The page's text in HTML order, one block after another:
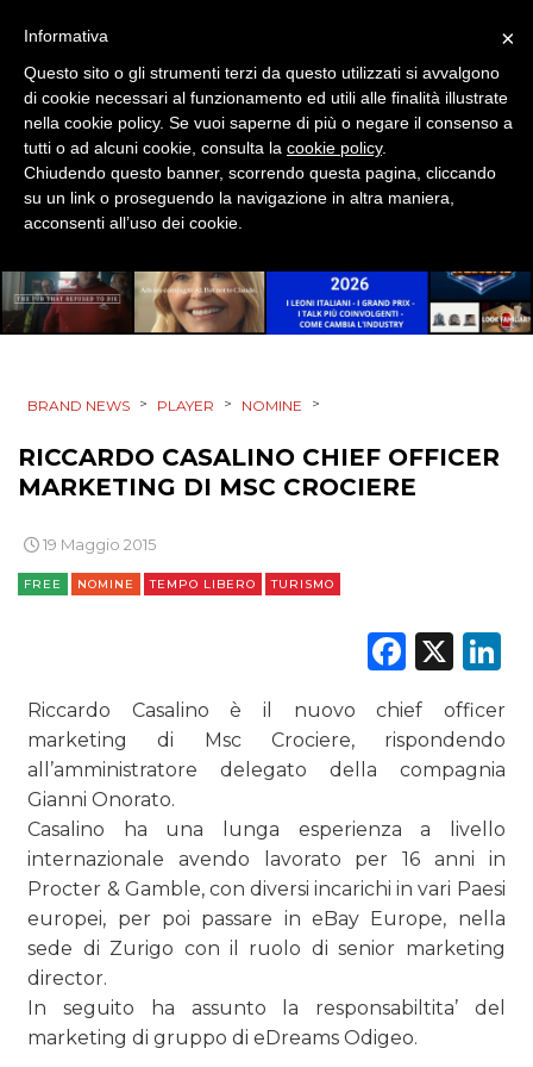
PROMOZIONI
PRODOTTI
PUNTI VENDITA
CSR
RADIO / AUDIO
TV
DATI
RICERCHE
BRAND NEWS > PLAYER > NOMINE >
RICCARDO CASALINO CHIEF OFFICER
MARKETING DI MSC CROCIERE
19 Maggio 2015
FREE NOMINE TEMPO LIBERO TURISMO
X
Riccardo Casalino è il nuovo chief officer
marketing di Msc Crociere, rispondendo
all’amministratore delegato della compagnia
Gianni Onorato.
Casalino ha una lunga esperienza a livello
internazionale avendo lavorato per 16 anni in
Procter & Gamble, con diversi incarichi in vari Paesi
europei, per poi passare in eBay Europe, nella
sede di Zurigo con il ruolo di senior marketing
director.
In seguito ha assunto la responsabiltita’ del
marketing di gruppo di eDreams Odigeo.
×
Informativa
Questo sito o gli strumenti terzi da questo utilizzati si avvalgono
di cookie necessari al funzionamento ed utili alle finalità illustrate
nella cookie policy. Se vuoi saperne di più o negare il consenso a
tutti o ad alcuni cookie, consulta la cookie policy.
Chiudendo questo banner, scorrendo questa pagina, cliccando
su un link o proseguendo la navigazione in altra maniera,
acconsenti all’uso dei cookie.